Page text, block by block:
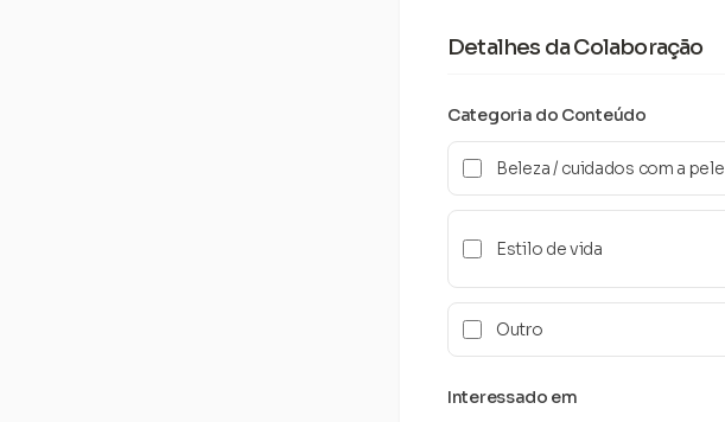
Detalhes da Colaboração
Categoria do Conteúdo
Beleza / cuidados com a pele
Estilo de vida
Outro
Interessado em